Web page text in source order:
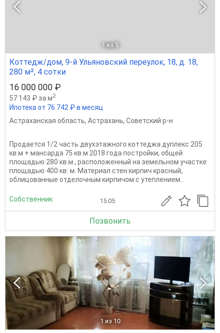
1 из 5
Коттедж/дом, 9-й Ульяновский переулок, 18, д. 18,
280 м², 4 сотки
16 000 000 ₽
57 143 ₽ за м2
Ипотека от 76 742 ₽ в месяц
Астраханская область, Астрахань, Советский р-н
Продается 1/2 часть двухэтажного коттеджа дуплекс 205
кв.м + мансарда 75 кв.м 2018 года постройки, общей
площадью 280 кв.м., расположенный на земельном участке
площадью 400 кв. м. Материал стен кирпич красный,
облицованные отделочным кирпичом с утеплением...
Собственник 15.05
Позвонить
1 из 10